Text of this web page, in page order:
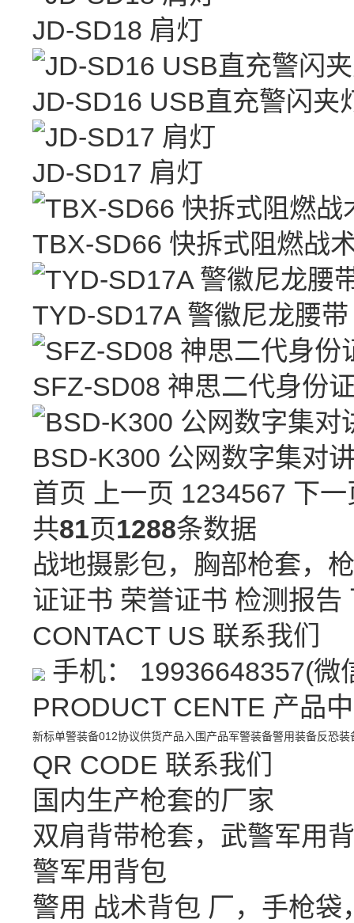
JD-SD18 肩灯
JD-SD16 USB直充警闪夹
JD-SD17 肩灯
TBX-SD66 快拆式阻燃战
TYD-SD17A 警徽尼龙腰带
SFZ-SD08 神思二代身份
BSD-K300 公网数字集对
首页 上一页 1234567 下一
共81页1288条数据
战地摄影包，胸部枪套，
证证书 荣誉证书 检测报告
CONTACT US 联系我们
手机： 19936648357(微
PRODUCT CENTE 产品
新标单警装备012协议供货产品 入围产品军警装备警用装备反恐装
QR CODE 联系我们
国内生产枪套的厂家
双肩背带枪套，武警军用
警军用背包
警用 战术背包 厂，手枪